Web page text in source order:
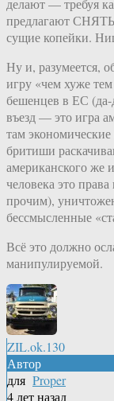
делают — требуя
предлагают
сущие копейки.
Ну и,
игру «чем хуже
бешенцев в ЕС (да-
въезд — это игра
там
бритиши
американского же
человека это
прочим),
бессмысленные
Всё это должно
манипулируемой.
ZIL.ok.130
Автор
для Proper
4 лет назад